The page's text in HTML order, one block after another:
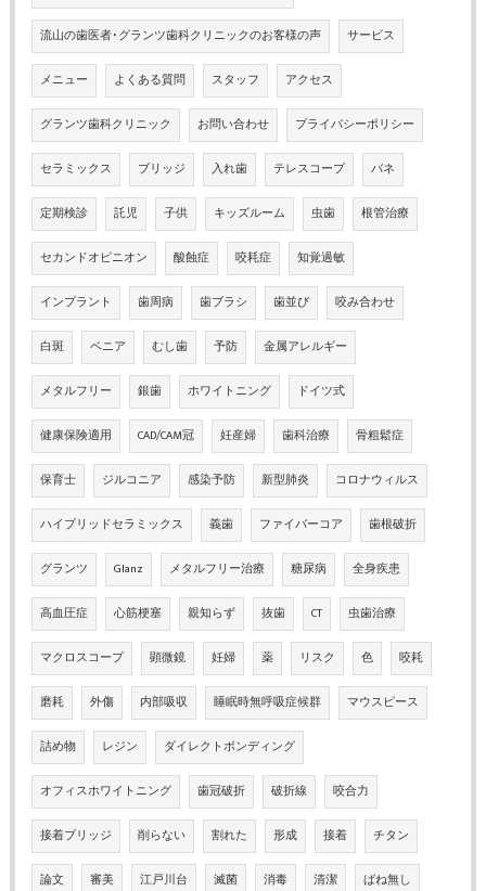
流山の歯医者･グランツ歯科クリニックのお客様の声 サービス
メニュー よくある質問 スタッフ アクセス
グランツ歯科クリニック お問い合わせ プライバシーポリシー
セラミックス ブリッジ 入れ歯 テレスコープ バネ
定期検診 託児 子供 キッズルーム 虫歯 根管治療
セカンドオピニオン 酸蝕症 咬耗症 知覚過敏
インプラント 歯周病 歯ブラシ 歯並び 咬み合わせ
白斑 ベニア むし歯 予防 金属アレルギー
メタルフリー 銀歯 ホワイトニング ドイツ式
健康保険適用 CAD/CAM冠 妊産婦 歯科治療 骨粗鬆症
保育士 ジルコニア 感染予防 新型肺炎 コロナウィルス
ハイブリッドセラミックス 義歯 ファイバーコア 歯根破折
グランツ Glanz メタルフリー治療 糖尿病 全身疾患
高血圧症 心筋梗塞 親知らず 抜歯 CT 虫歯治療
マクロスコープ 顕微鏡 妊婦 薬 リスク 色 咬耗
磨耗 外傷 内部吸収 睡眠時無呼吸症候群 マウスピース
詰め物 レジン ダイレクトボンディング
オフィスホワイトニング 歯冠破折 破折線 咬合力
接着ブリッジ 削らない 割れた 形成 接着 チタン
論文 審美 江戸川台 滅菌 消毒 清潔 ばね無し